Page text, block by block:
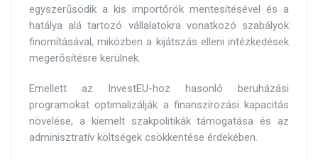
egyszerűsödik a kis importőrök mentesítésével és a
hatálya alá tartozó vállalatokra vonatkozó szabályok
finomításával, miközben a kijátszás elleni intézkedések
megerősítésre kerülnek.
Emellett az InvestEU-hoz hasonló beruházási
programokat optimalizálják a finanszírozási kapacitás
növelése, a kiemelt szakpolitikák támogatása és az
adminisztratív költségek csökkentése érdekében.